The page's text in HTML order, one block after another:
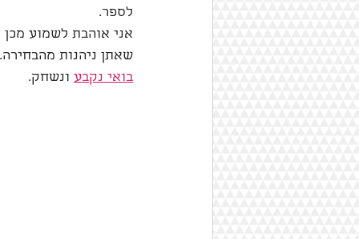
לספר.
אני אוהבת לשמוע מכן
שאתן ניהנות מהבחירה.
בואי נקבע ונשחק.